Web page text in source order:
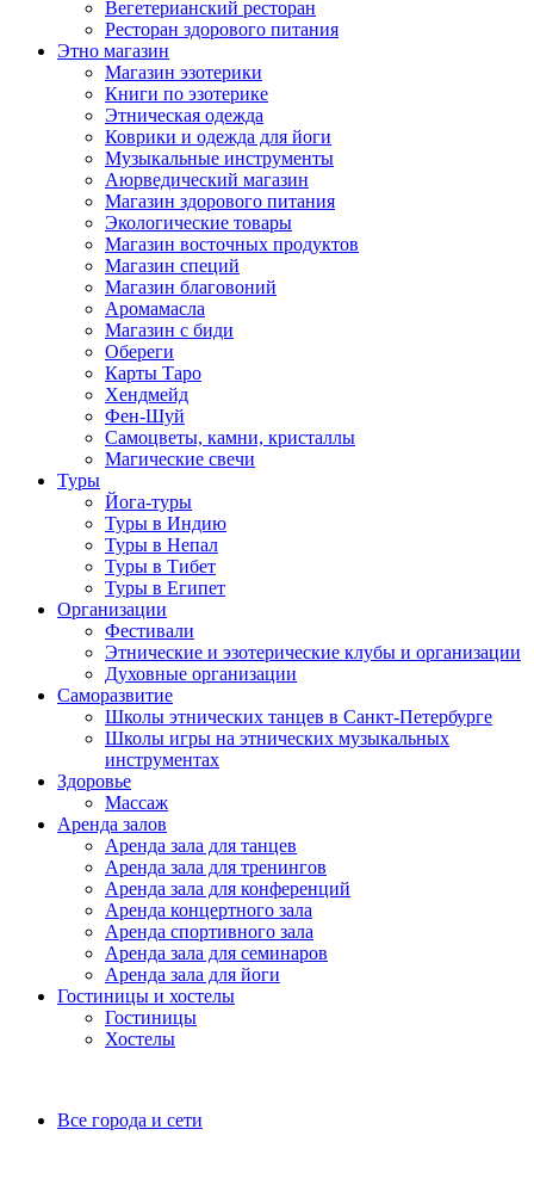
Вегетерианский ресторан
Ресторан здорового питания
Этно магазин
Магазин эзотерики
Книги по эзотерике
Этническая одежда
Коврики и одежда для йоги
Музыкальные инструменты
Аюрведический магазин
Магазин здорового питания
Экологические товары
Магазин восточных продуктов
Магазин специй
Магазин благовоний
Аромамасла
Магазин с биди
Обереги
Карты Таро
Хендмейд
Фен-Шуй
Самоцветы, камни, кристаллы
Магические свечи
Туры
Йога-туры
Туры в Индию
Туры в Непал
Туры в Тибет
Туры в Египет
Организации
Фестивали
Этнические и эзотерические клубы и организации
Духовные организации
Саморазвитие
Школы этнических танцев в Санкт-Петербурге
Школы игры на этнических музыкальных
инструментах
Здоровье
Массаж
Аренда залов
Аренда зала для танцев
Аренда зала для тренингов
Аренда зала для конференций
Аренда концертного зала
Аренда спортивного зала
Аренда зала для семинаров
Аренда зала для йоги
Гостиницы и хостелы
Гостиницы
Хостелы
Все города и сети